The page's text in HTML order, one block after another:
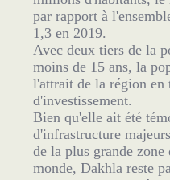
par rapport à
1,3 en 2019.
Avec deux tiers de la
moins de 15 ans, la
l'attrait de la région en
d'investissement.
Bien qu'elle ait été
d'infrastructure
de la plus grande zone
monde, Dakhla reste